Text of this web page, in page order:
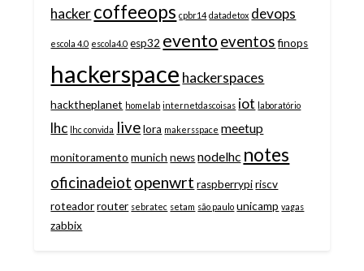
hackercoffeeops cpbr14 datadetox devops
escola 4.0 escola4.0 esp32 evento eventos finops
hackerspace hackerspaces
hacktheplanet homelab internetdascoisas iot laboratório
lhc lhc convida live lora makersspace meetup
monitoramento munich news nodelhc notes
oficinadeiot openwrt raspberrypi riscv
roteador router sebratec setam são paulo unicamp vagas
zabbix